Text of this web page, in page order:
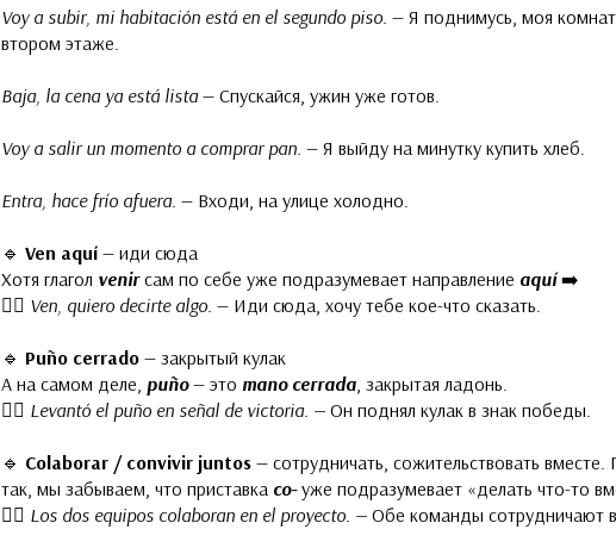
Voy a subir, mi habitación está en el segundo piso. — Я поднимусь, моя
втором этаже.
Baja, la cena ya está lista— Спускайся, ужин уже готов.
Voy a salir un momento a comprar pan. — Я выйду на минутку купить хлеб.
Entra, hace frío afuera. — Входи, на улице холодно.
🔹 Ven aquí — иди сюда
Хотя глагол venirсам по себе уже подразумевает направление aquí➡️
👉🏻 Ven, quiero decirte algo. — Иди сюда, хочу тебе кое-что сказать.
🔹 Puño cerrado — закрытый кулак
А на самом деле, puño— это mano cerrada, закрытая ладонь.
👉🏻 Levantó el puño en señal de victoria. — Он поднял кулак в знак победы.
🔹 Colaborar / convivir juntos — сотрудничать, сожительствовать вместе.
так, мы забываем, что приставка co-уже подразумевает «делать что-то
👉🏻 Los dos equipos colaboran en el proyecto. — Обе команды сотрудничают